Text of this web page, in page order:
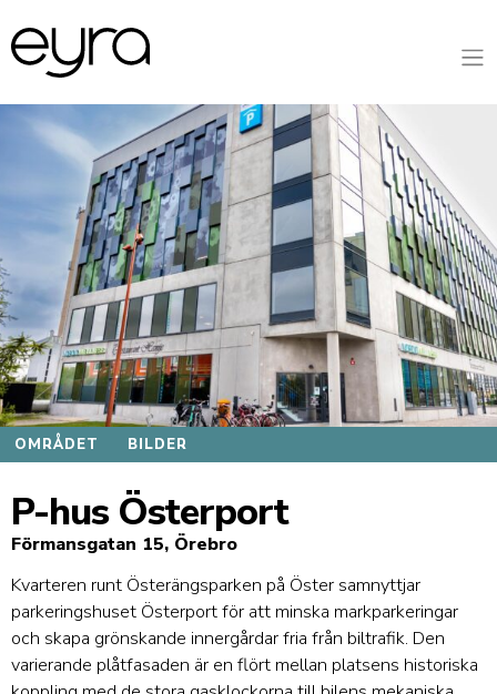
OMRÅDET BILDER
P-hus Österport
Förmansgatan 15, Örebro
Kvarteren runt Österängsparken på Öster samnyttjar
parkeringshuset Österport för att minska markparkeringar
och skapa grönskande innergårdar fria från biltrafik. Den
varierande plåtfasaden är en flört mellan platsens historiska